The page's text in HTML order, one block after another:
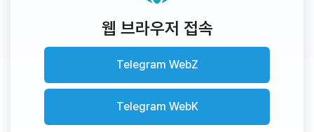
웹 브라우저 접속
Telegram WebZ
Telegram WebK